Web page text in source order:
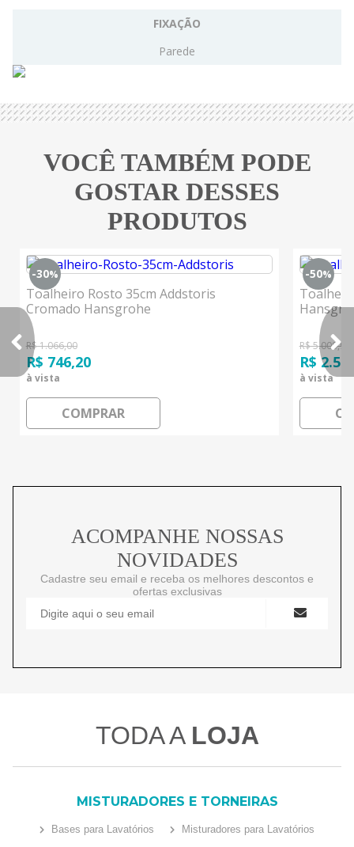
FIXAÇÃO
Parede
VOCÊ TAMBÉM PODE
GOSTAR DESSES
PRODUTOS
-30%
Toalheiro Rosto 35cm Addstoris
Cromado Hansgrohe
R$ 1.066,00
R$ 746,20
à vista
COMPRAR
-50%
R$ 5.009,99
R$
à vista
ACOMPANHE NOSSAS
NOVIDADES
Cadastre seu email e receba os melhores descontos e
ofertas exclusivas
TODA A LOJA
MISTURADORES E TORNEIRAS
Bases para Lavatórios Misturadores para Lavatórios